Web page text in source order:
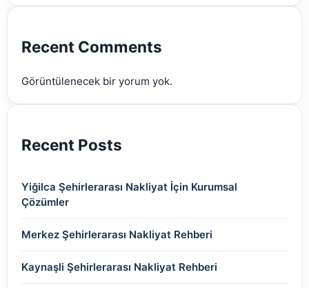
(2)(2)
(2)
Recent Comments
Görüntülenecek bir yorum yok.
Recent Posts
Yiğilca Şehirlerarası Nakliyat İçin Kurumsal
Çözümler
Merkez Şehirlerarası Nakliyat Rehberi
Kaynaşli Şehirlerarası Nakliyat Rehberi